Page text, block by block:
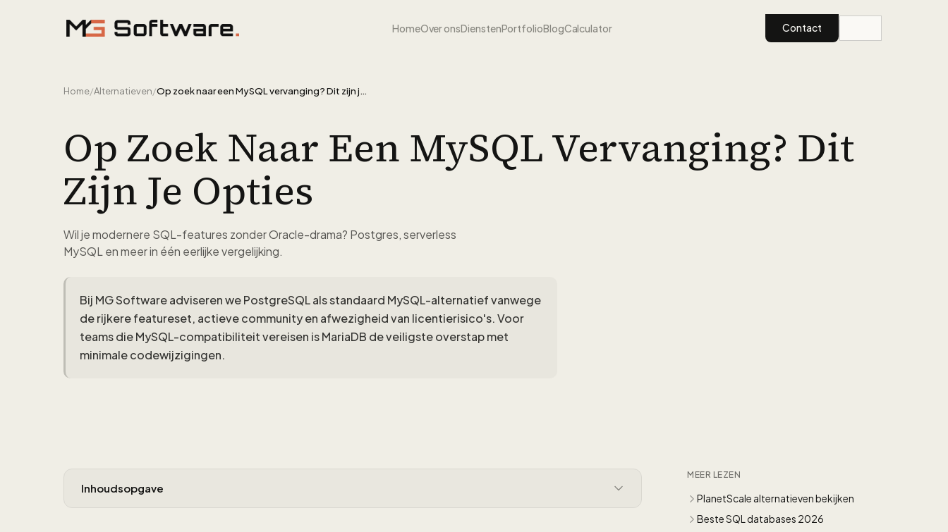
HomeOver onsDienstenPortfolioBlogCalculator Contact
Home/Alternatieven/ Op zoek naar een MySQL vervanging? Dit zijn je opties
Op Zoek Naar Een MySQL Vervanging? Dit
Zijn Je Opties
Wil je modernere SQL-features zonder Oracle-drama? Postgres, serverless
MySQL en meer in één eerlijke vergelijking.
Bij MG Software adviseren we PostgreSQL als standaard MySQL-alternatief vanwege
de rijkere featureset, actieve community en afwezigheid van licentierisico's. Voor
teams die MySQL-compatibiliteit vereisen is MariaDB de veiligste overstap met
minimale codewijzigingen.
Inhoudsopgave
MEER LEZEN
PlanetScale alternatieven bekijken
Beste SQL databases 2026